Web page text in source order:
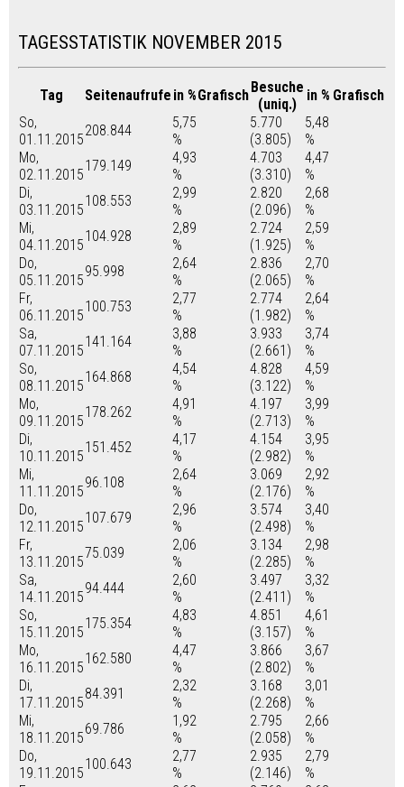
TAGESSTATISTIK NOVEMBER 2015
Tag Seitenaufrufe in %GrafischBesuche
(uniq.)
in % Grafisch
So,
01.11.2015
208.844
5,75
%
5.770
(3.805)
5,48
%
Mo,
02.11.2015
179.149
4,93
%
4.703
(3.310)
4,47
%
Di,
03.11.2015
108.553
2,99
%
2.820
(2.096)
2,68
%
Mi,
04.11.2015
104.928
2,89
%
2.724
(1.925)
2,59
%
Do,
05.11.2015
95.998
2,64
%
2.836
(2.065)
2,70
%
Fr,
06.11.2015
100.753
2,77
%
2.774
(1.982)
2,64
%
Sa,
07.11.2015
141.164
3,88
%
3.933
(2.661)
3,74
%
So,
08.11.2015
164.868
4,54
%
4.828
(3.122)
4,59
%
Mo,
09.11.2015
178.262
4,91
%
4.197
(2.713)
3,99
%
Di,
10.11.2015
151.452
4,17
%
4.154
(2.982)
3,95
%
Mi,
11.11.2015
96.108
2,64
%
3.069
(2.176)
2,92
%
Do,
12.11.2015
107.679
2,96
%
3.574
(2.498)
3,40
%
Fr,
13.11.2015
75.039
2,06
%
3.134
(2.285)
2,98
%
Sa,
14.11.2015
94.444
2,60
%
3.497
(2.411)
3,32
%
So,
15.11.2015
175.354
4,83
%
4.851
(3.157)
4,61
%
Mo,
16.11.2015
162.580
4,47
%
3.866
(2.802)
3,67
%
Di,
17.11.2015
84.391
2,32
%
3.168
(2.268)
3,01
%
Mi,
18.11.2015
69.786
1,92
%
2.795
(2.058)
2,66
%
Do,
19.11.2015
100.643
2,77
%
2.935
(2.146)
2,79
%